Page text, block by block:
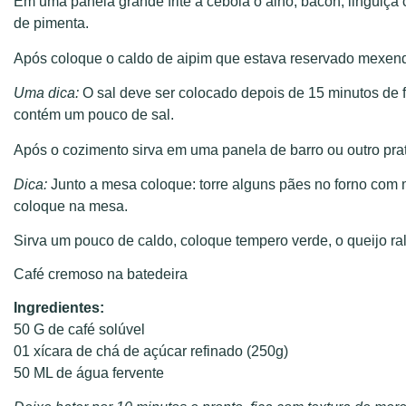
de pimenta.
Após coloque o caldo de aipim que estava reservado
Uma dica: O sal deve ser colocado depois de 15 minutos
contém um pouco de sal.
Após o cozimento sirva em uma panela de barro ou outro
Dica: Junto a mesa coloque: torre alguns pães no forno
coloque na mesa.
Sirva um pouco de caldo, coloque tempero verde, o queijo
Café cremoso na batedeira
Ingredientes:
50 G de café solúvel
01 xícara de chá de açúcar refinado (250g)
50 ML de água fervente